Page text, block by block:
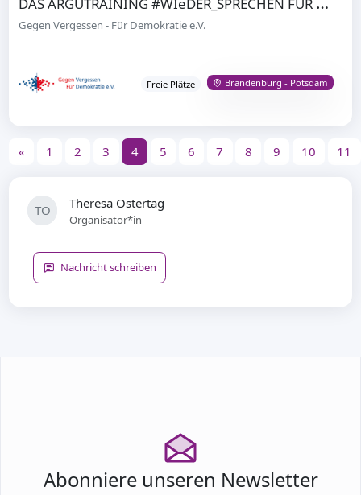
Gegen Vergessen - Für Demokratie e.V.
Freie Plätze Brandenburg - Potsdam
« 1 2 3 4 5 6 7 8 9 10 11
TO Theresa Ostertag
Organisator*in
Nachricht schreiben
Abonniere unseren Newsletter